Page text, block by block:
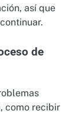
así que
de
como recibir